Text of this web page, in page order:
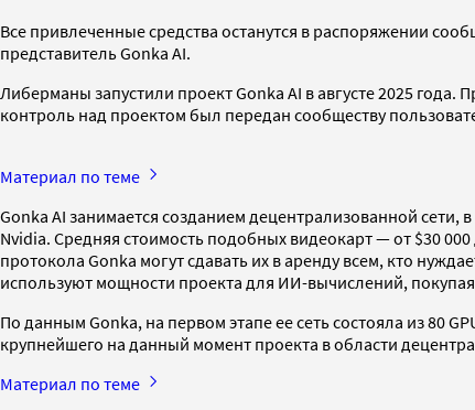
Все привлеченные средства останутся в распоряжении
представитель Gonka AI.
Либерманы запустили проект Gonka AI в августе 2025
контроль над проектом был передан сообществу
Материал по теме
Gonka AI занимается созданием децентрализованной
Nvidia. Средняя стоимость подобных видеокарт — от $30
протокола Gonka могут сдавать их в аренду всем, кто
используют мощности проекта для ИИ-вычислений, покупая
По данным Gonka, на первом этапе ее сеть состояла из 80
крупнейшего на данный момент проекта в области
Материал по теме